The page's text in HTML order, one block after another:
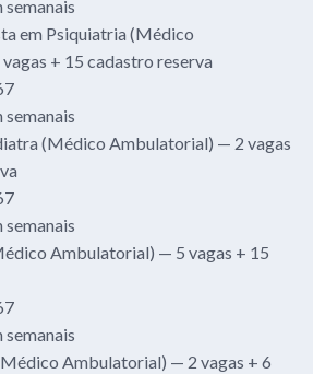
em Psiquiatria (Médico
+ 15 cadastro reserva
(Médico Ambulatorial) — 2 vagas
Ambulatorial) — 5 vagas + 15
Ambulatorial) — 2 vagas + 6